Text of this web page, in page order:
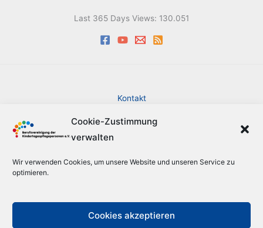
Cookie-Zustimmung
verwalten
Wir verwenden Cookies, um unsere Website und unseren Service zu
optimieren.
Cookies akzeptieren
Last 365 Days Views: 130.051
Kontakt
Datenschutzerklärung
Cookie-Richtlinie (EU)
Barrierefreiheit